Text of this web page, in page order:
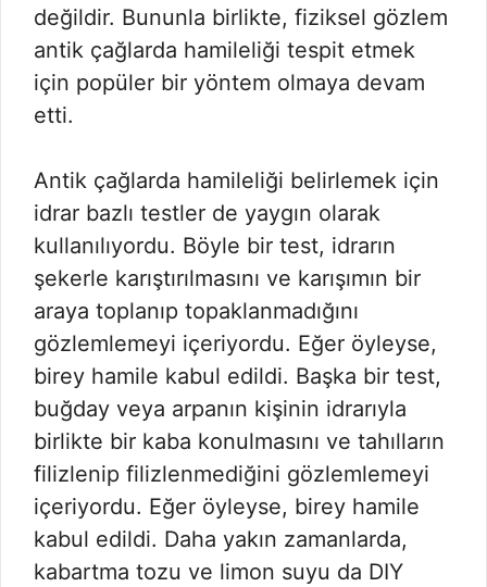
değildir. Bununla birlikte, fiziksel gözlem
antik çağlarda hamileliği tespit etmek
için popüler bir yöntem olmaya devam
etti.
Antik çağlarda hamileliği belirlemek için
idrar bazlı testler de yaygın olarak
kullanılıyordu. Böyle bir test, idrarın
şekerle karıştırılmasını ve karışımın bir
araya toplanıp topaklanmadığını
gözlemlemeyi içeriyordu. Eğer öyleyse,
birey hamile kabul edildi. Başka bir test,
buğday veya arpanın kişinin idrarıyla
birlikte bir kaba konulmasını ve tahılların
filizlenip filizlenmediğini gözlemlemeyi
içeriyordu. Eğer öyleyse, birey hamile
kabul edildi. Daha yakın zamanlarda,
kabartma tozu ve limon suyu da DIY